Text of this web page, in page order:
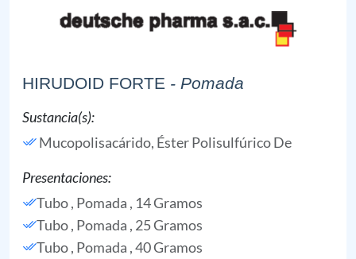
HIRUDOID FORTE - Pomada
Sustancia(s):
Mucopolisacárido, Éster Polisulfúrico De
Presentaciones:
Tubo , Pomada , 14 Gramos
Tubo , Pomada , 25 Gramos
Tubo , Pomada , 40 Gramos